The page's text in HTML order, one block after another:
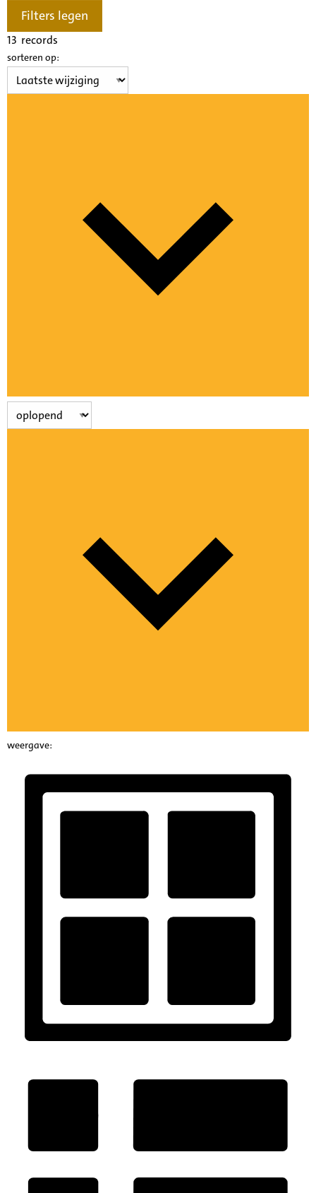
Filters legen
13 records
sorteren op:
weergave: